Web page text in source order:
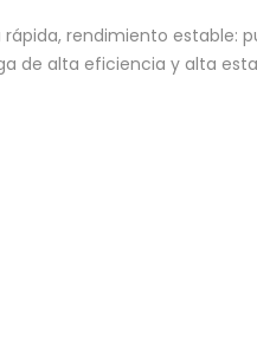
rápida, rendimiento estable:
de alta eficiencia y alta